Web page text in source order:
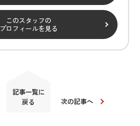
このスタッフの
プロフィールを見る
記事一覧に
戻る
次の記事へ